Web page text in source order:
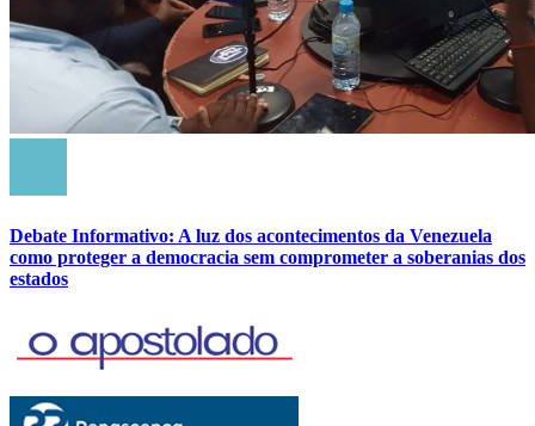
Debate Informativo: A luz dos acontecimentos da Venezuela
como proteger a democracia sem comprometer a soberanias dos
estados